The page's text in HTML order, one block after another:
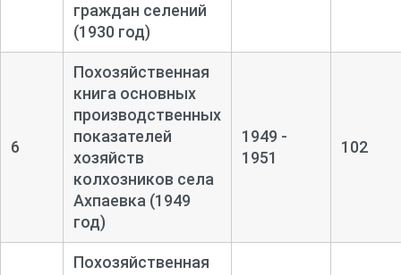
граждан селений
(1930 год)
6
Похозяйственная
книга основных
производственных
показателей
хозяйств
колхозников села
Ахпаевка (1949
год)
1949 -
1951
102
Похозяйственная